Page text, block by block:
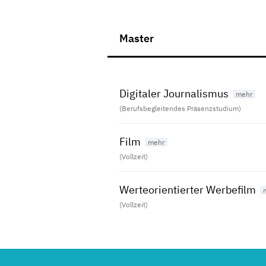
Master
Digitaler Journalismus
(Berufsbegleitendes Präsenzstudium)
Film
(Vollzeit)
Werteorientierter Werbefilm
(Vollzeit)